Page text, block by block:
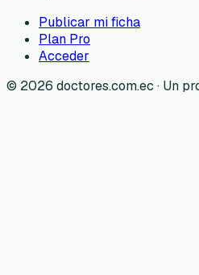
Publicar mi ficha
Plan Pro
Acceder
© 2026 doctores.com.ec · Un